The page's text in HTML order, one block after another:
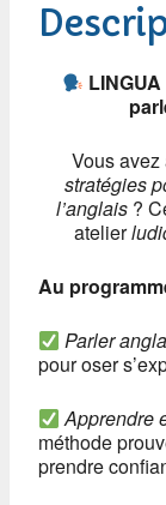
Vous
stratégies
l’anglais ?
atelier
Au
Parler
pour oser
Apprendre
méthode
prendre